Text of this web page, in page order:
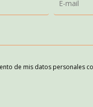
de mis datos personales